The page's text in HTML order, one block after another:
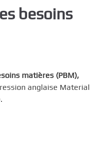
besoins
matières (PBM),
anglaise Material